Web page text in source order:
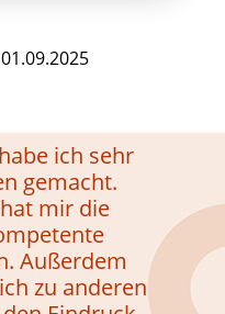
ich sehr
gemacht.
mir die
Außerdem
zu anderen